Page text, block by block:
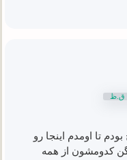
تا اومدم اینجا رو
کدومشون از همه